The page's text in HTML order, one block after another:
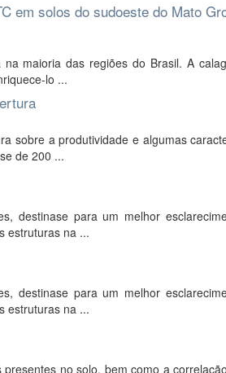
em solos do sudoeste do Mato
maioria das regiões do Brasil. A
lo ...
sobre a produtividade e algumas
de 200 ...
destinase para um melhor
estruturas na ...
destinase para um melhor
estruturas na ...
no solo, bem como a